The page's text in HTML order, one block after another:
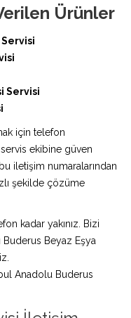
Ürünler
Servisi
için telefon
ekibine güven
iletişim numaralarından
şekilde çözüme
kadar yakınız. Bizi
Buderus Beyaz Eşya
Anadolu Buderus